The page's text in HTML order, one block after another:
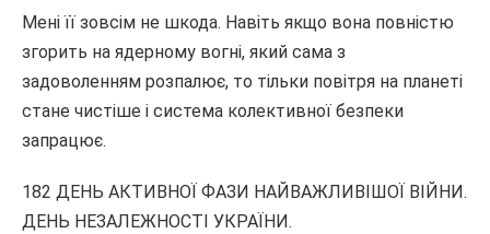
Мені її зовсім не шкода. Навіть якщо вона повністю
згорить на ядерному вогні, який сама з
задоволенням розпалює, то тільки повітря на планеті
стане чистіше і система колективної безпеки
запрацює.
182 ДЕНЬ АКТИВНОЇ ФАЗИ НАЙВАЖЛИВІШОЇ ВІЙНИ.
ДЕНЬ НЕЗАЛЕЖНОСТІ УКРАЇНИ.